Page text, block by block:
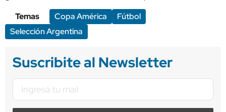
Temas
Copa América
Fútbol
Selección Argentina
Suscribite al Newsletter